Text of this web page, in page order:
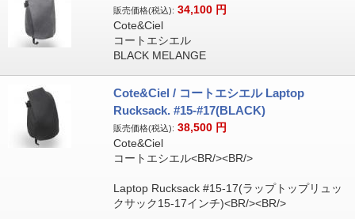
販売価格(税込): 34,100 円
Cote&Ciel
コートエシエル
BLACK MELANGE
Cote&Ciel / コートエシエル Laptop
Rucksack. #15-#17(BLACK)
販売価格(税込): 38,500 円
Cote&Ciel
コートエシエル<BR/><BR/>
Laptop Rucksack #15-17(ラップトップリュッ
クサック15-17インチ)<BR/><BR/>